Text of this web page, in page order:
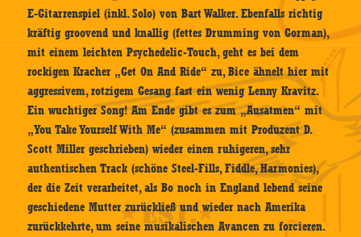
E-Gitarrenspiel (inkl. Solo) von Bart Walker. Ebenfalls richtig
kräftig groovend und knallig (fettes Drumming von Gorman),
mit einem leichten Psychedelic-Touch, geht es bei dem
rockigen Kracher „Get On And Ride“ zu, Bice ähnelt hier mit
aggressivem, rotzigem Gesang fast ein wenig Lenny Kravitz.
Ein wuchtiger Song! Am Ende gibt es zum „Ausatmen“ mit
„You Take Yourself With Me“ (zusammen mit Produzent D.
Scott Miller geschrieben) wieder einen ruhigeren, sehr
authentischen Track (schöne Steel-Fills, Fiddle, Harmonies),
der die Zeit verarbeitet, als Bo noch in England lebend seine
geschiedene Mutter zurückließ und wieder nach Amerika
zurückkehrte, um seine musikalischen Avancen zu forcieren.